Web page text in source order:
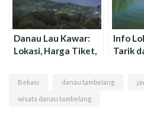
Danau Lau Kawar:
Lokasi, Harga Tiket,
Info
Tarik
Bekasi danau tambelang
wisata danau tambelang